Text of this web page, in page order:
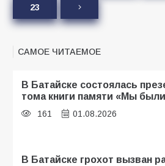
23
САМОЕ ЧИТАЕМОЕ
В Батайске состоялась
тома книги памяти «Мы
161 01.08.2026
В Батайске грохот вызван